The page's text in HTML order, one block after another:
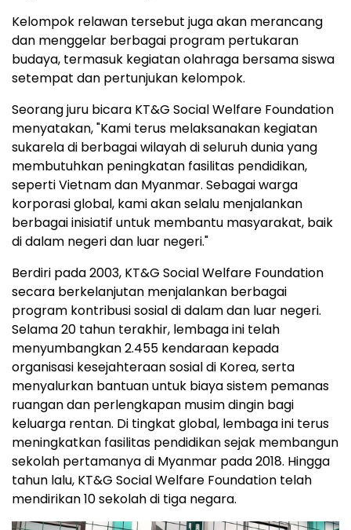
Kelompok relawan tersebut juga akan merancang
dan menggelar berbagai program pertukaran
budaya, termasuk kegiatan olahraga bersama siswa
setempat dan pertunjukan kelompok.
Seorang juru bicara KT&G Social Welfare Foundation
menyatakan, "Kami terus melaksanakan kegiatan
sukarela di berbagai wilayah di seluruh dunia yang
membutuhkan peningkatan fasilitas pendidikan,
seperti Vietnam dan Myanmar. Sebagai warga
korporasi global, kami akan selalu menjalankan
berbagai inisiatif untuk membantu masyarakat, baik
di dalam negeri dan luar negeri."
Berdiri pada 2003, KT&G Social Welfare Foundation
secara berkelanjutan menjalankan berbagai
program kontribusi sosial di dalam dan luar negeri.
Selama 20 tahun terakhir, lembaga ini telah
menyumbangkan 2.455 kendaraan kepada
organisasi kesejahteraan sosial di Korea, serta
menyalurkan bantuan untuk biaya sistem pemanas
ruangan dan perlengkapan musim dingin bagi
keluarga rentan. Di tingkat global, lembaga ini terus
meningkatkan fasilitas pendidikan sejak membangun
sekolah pertamanya di Myanmar pada 2018. Hingga
tahun lalu, KT&G Social Welfare Foundation telah
mendirikan 10 sekolah di tiga negara.